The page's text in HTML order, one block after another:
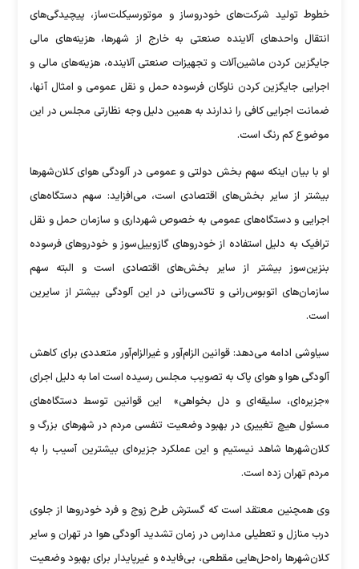
خطوط تولید شرکت‌های خودروساز و موتورسیکلت‌ساز، پیچیدگی‌های
انتقال واحدهای آلاینده صنعتی به خارج از شهرها، هزینه‌های مالی
جایگزین کردن ماشین‌آلات و تجهیزات صنعتی آلاینده، هزینه‌های مالی و
اجرایی جایگزین کردن ناوگان فرسوده حمل و نقل عمومی و امثال آنها،
ضمانت اجرایی کافی را ندارند به همین دلیل وجه نظارتی مجلس در این
موضوع کم رنگ است.
او با بیان اینکه سهم بخش دولتی و عمومی در آلودگی هوای کلان‌شهرها
بیشتر از سایر بخش‌های اقتصادی است، می‌افزاید: سهم دستگاه‌های
اجرایی و دستگاه‌های عمومی به خصوص شهرداری و سازمان حمل و نقل
ترافیک به دلیل استفاده از خودروهای گازوییل‌سوز و خودروهای فرسوده
بنزین‌سوز بیشتر از سایر بخش‌های اقتصادی است و البته سهم
سازمان‌های اتوبوس‌رانی و تاکسی‌رانی در این آلودگی بیشتر از سایرین
است.
سیاوشی ادامه می‌دهد: قوانین الزام‌آور و غیرالزام‌آور متعددی برای کاهش
آلودگی هوا و هوای پاک به تصویب مجلس رسیده است اما به دلیل اجرای
«جزیره‌ای، سلیقه‌ای و دل بخواهی» این قوانین توسط دستگاه‌های
مسئول هیچ تغییری در بهبود وضعیت تنفسی مردم در شهرهای بزرگ و
کلان‌شهرها شاهد نیستیم و این عملکرد جزیره‌ای بیشترین آسیب را به
مردم تهران زده است.
وی همچنین معتقد است که گسترش طرح زوج و فرد خودروها از جلوی
درب منازل و تعطیلی مدارس در زمان تشدید آلودگی هوا در تهران و سایر
کلان‌شهرها راه‌حل‌هایی مقطعی، بی‌فایده و غیرپایدار برای بهبود وضعیت